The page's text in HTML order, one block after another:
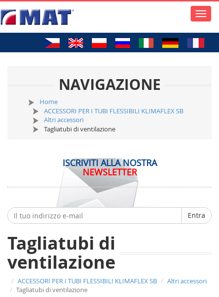
Toggle
NAVIGAZIONE
Home
ACCESSORI PER I TUBI FLESSIBILI KLIMAFLEX SB
Altri accessori
Tagliatubi di ventilazione
ISCRIVITI ALLA NOSTRA
NEWSLETTER
Entra
Tagliatubi di
ventilazione
ACCESSORI PER I TUBI FLESSIBILI KLIMAFLEX SB
Altri accessori
Tagliatubi di ventilazione